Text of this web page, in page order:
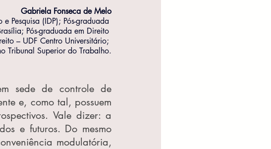
Gabriela Fonseca de Melo
Pesquisa (IDP); Pós-graduada
Pós-graduada em Direito
– UDF Centro Universitário;
Tribunal Superior do Trabalho.
sede de controle de
e, como tal, possuem
Vale dizer: a
e futuros. Do mesmo
modulatória,